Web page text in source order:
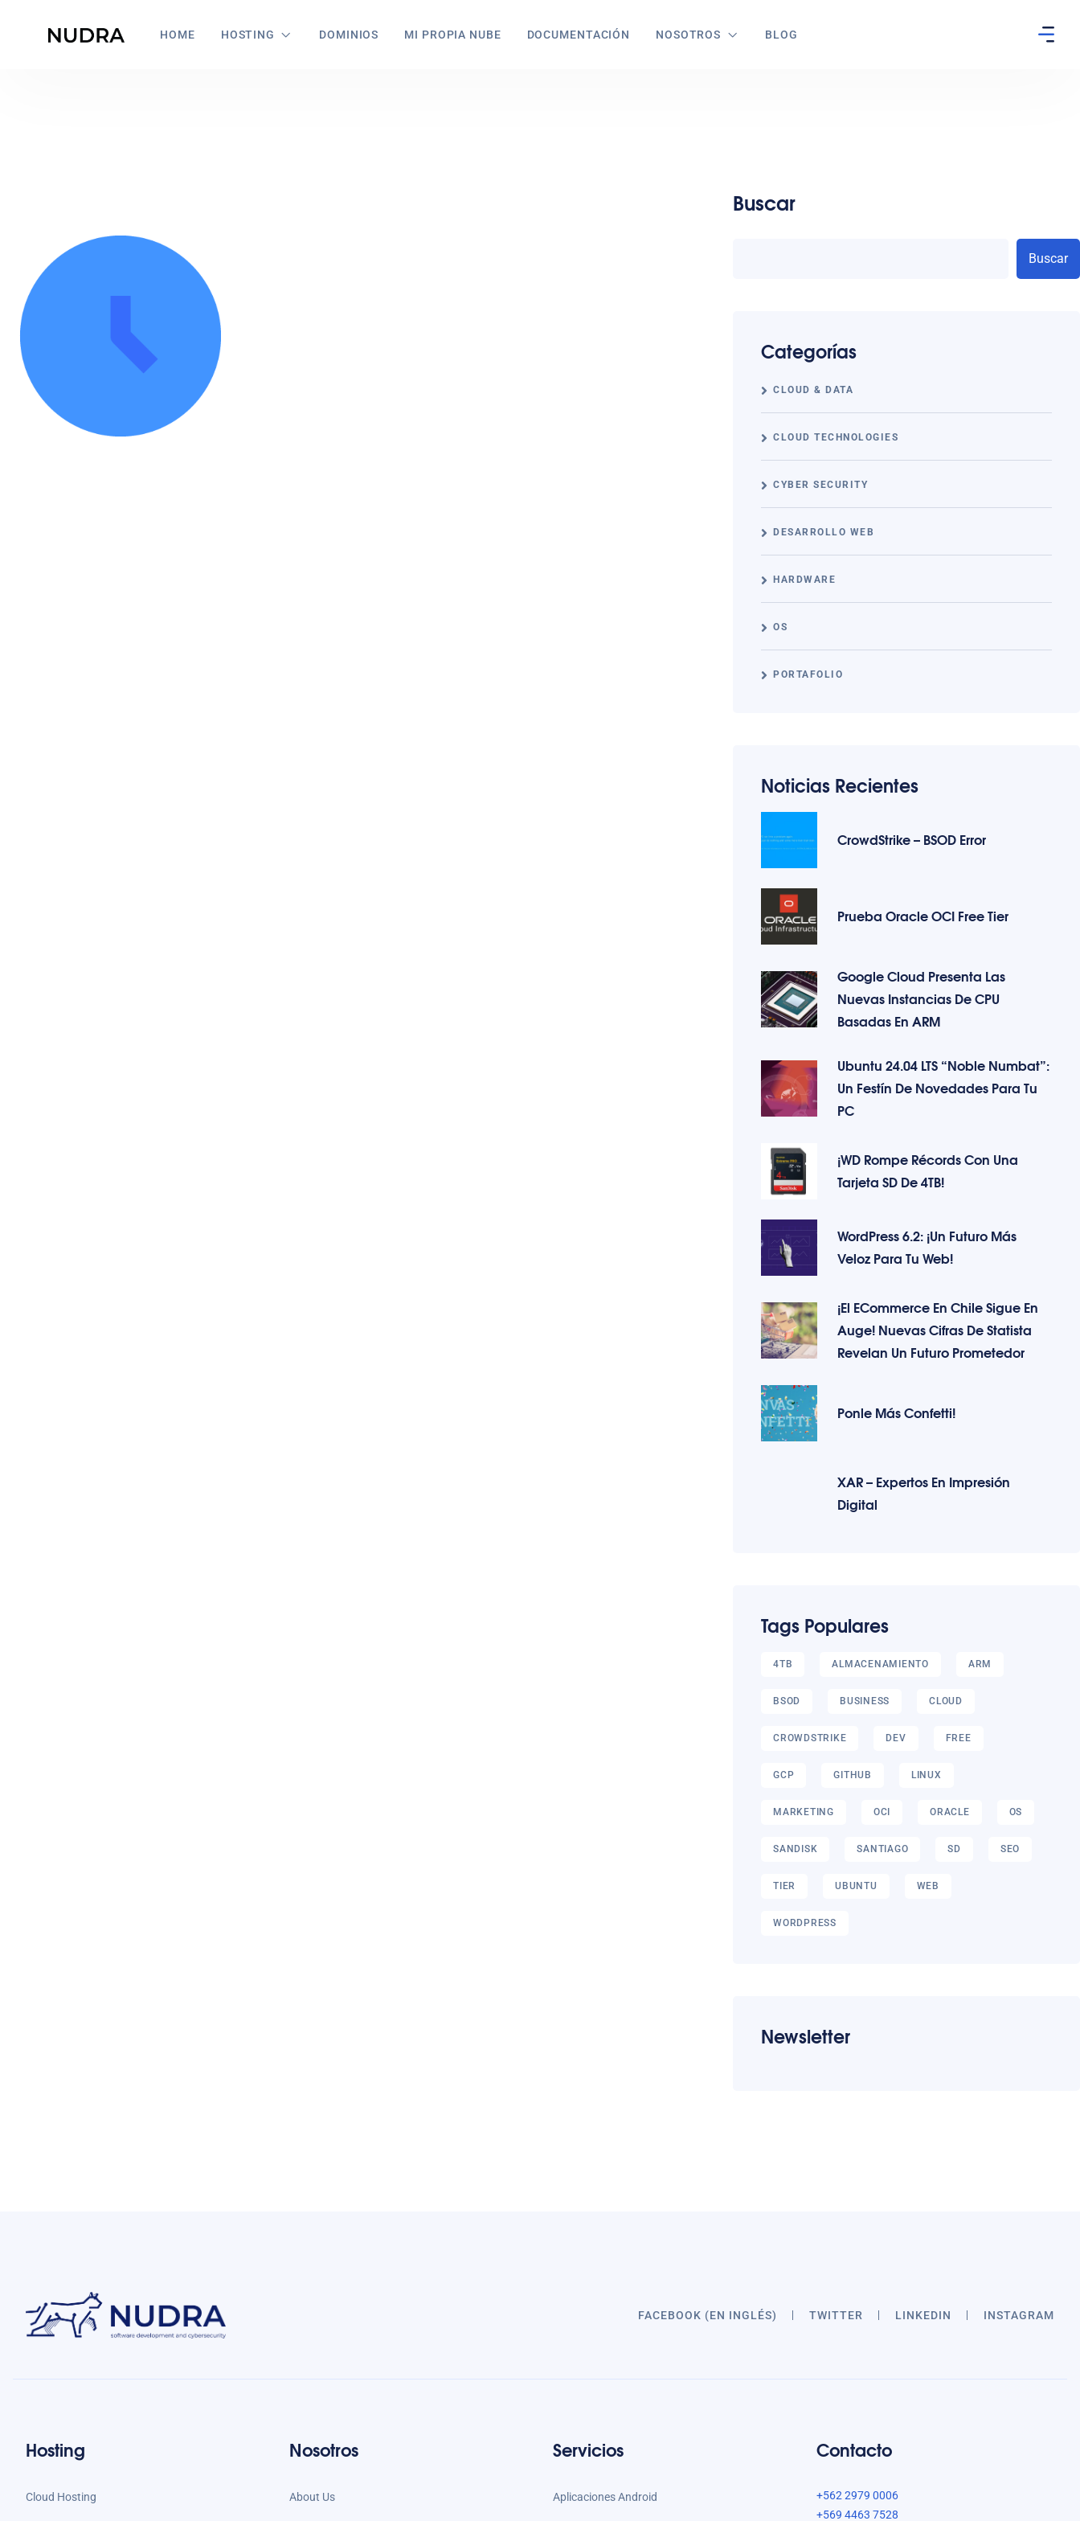
HOME HOSTING DOMINIOS MI PROPIA NUBE DOCUMENTACIÓN NOSOTROS BLOG
Buscar
Buscar
Categorías
CLOUD & DATA
CLOUD TECHNOLOGIES
CYBER SECURITY
DESARROLLO WEB
HARDWARE
OS
PORTAFOLIO
Noticias Recientes
CrowdStrike – BSOD Error
Prueba Oracle OCI Free Tier
Google Cloud Presenta Las
Nuevas Instancias De CPU
Basadas En ARM
Ubuntu 24.04 LTS “Noble Numbat”:
Un Festín De Novedades Para Tu
PC
¡WD Rompe Récords Con Una
Tarjeta SD De 4TB!
WordPress 6.2: ¡Un Futuro Más
Veloz Para Tu Web!
¡El ECommerce En Chile Sigue En
Auge! Nuevas Cifras De Statista
Revelan Un Futuro Prometedor
Ponle Más Confetti!
XAR – Expertos En Impresión
Digital
Tags Populares
4TB ALMACENAMIENTO ARM
BSOD BUSINESS CLOUD
CROWDSTRIKE DEV FREE
GCP GITHUB LINUX
MARKETING OCI ORACLE OS
SANDISK SANTIAGO SD SEO
TIER UBUNTU WEB
WORDPRESS
Newsletter
FACEBOOK (EN INGLÉS) TWITTER LINKEDIN INSTAGRAM
Hosting
Cloud Hosting
Nosotros
About Us
Servicios
Aplicaciones Android
Contacto
+562 2979 0006
+569 4463 7528